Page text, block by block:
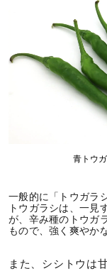
青トウ
一般的に「トウガラ
トウガラシは、一見
が、辛み種のトウガ
もので、強く爽やか
また、シシトウは